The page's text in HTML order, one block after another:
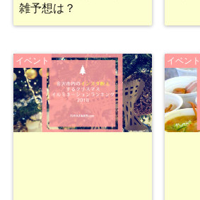
雑予想は？
イベント イベント